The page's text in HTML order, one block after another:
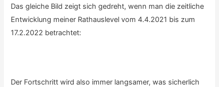
Das gleiche Bild zeigt sich gedreht, wenn man die zeitliche
Entwicklung meiner Rathauslevel vom 4.4.2021 bis zum
17.2.2022 betrachtet:
Der Fortschritt wird also immer langsamer, was sicherlich